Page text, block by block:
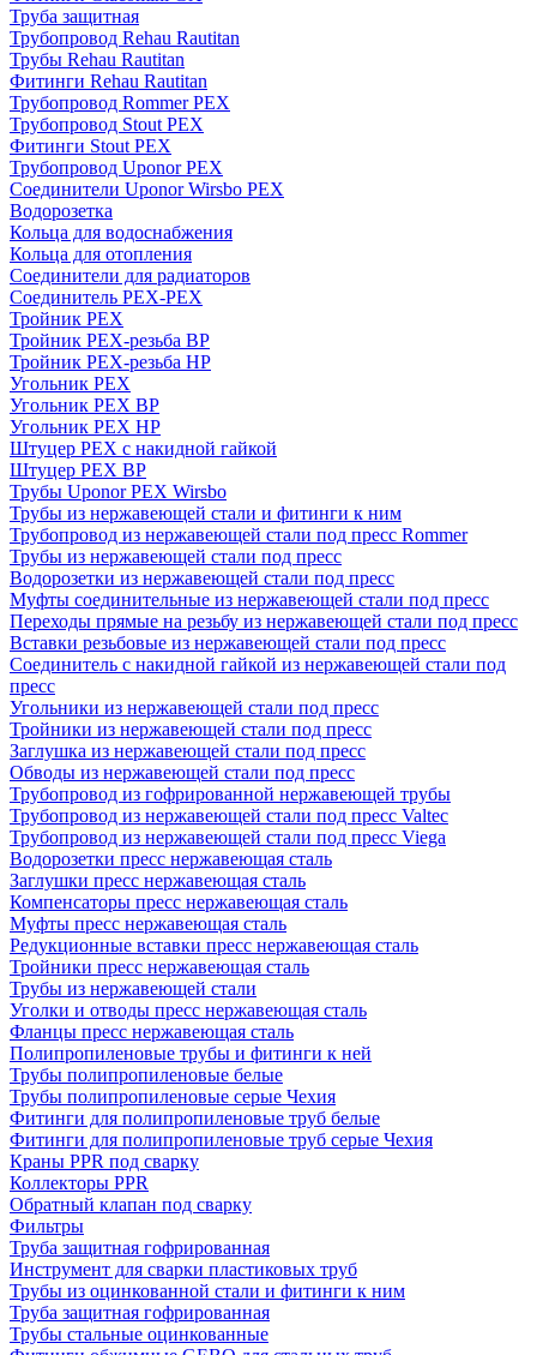
Труба защитная
Трубопровод Rehau Rautitan
Трубы Rehau Rautitan
Фитинги Rehau Rautitan
Трубопровод Rommer PEX
Трубопровод Stout PEX
Фитинги Stout PEX
Трубопровод Uponor PEX
Соединители Uponor Wirsbo PEX
Водорозетка
Кольца для водоснабжения
Кольца для отопления
Соединители для радиаторов
Соединитель PEX-PEX
Тройник PEX
Тройник PEX-резьба ВР
Тройник PEX-резьба НР
Угольник PEX
Угольник PEX ВР
Угольник PEX НР
Штуцер PEX c накидной гайкой
Штуцер PEX ВР
Трубы Uponor PEX Wirsbo
Трубы из нержавеющей стали и фитинги к ним
Трубопровод из нержавеющей стали под пресс Rommer
Трубы из нержавеющей стали под пресс
Водорозетки из нержавеющей стали под пресс
Муфты соединительные из нержавеющей стали под пресс
Переходы прямые на резьбу из нержавеющей стали под пресс
Вставки резьбовые из нержавеющей стали под пресс
Соединитель с накидной гайкой из нержавеющей стали под
пресс
Угольники из нержавеющей стали под пресс
Тройники из нержавеющей стали под пресс
Заглушка из нержавеющей стали под пресс
Обводы из нержавеющей стали под пресс
Трубопровод из гофрированной нержавеющей трубы
Трубопровод из нержавеющей стали под пресс Valtec
Трубопровод из нержавеющей стали под пресс Viega
Водорозетки пресс нержавеющая сталь
Заглушки пресс нержавеющая сталь
Компенсаторы пресс нержавеющая сталь
Муфты пресс нержавеющая сталь
Редукционные вставки пресс нержавеющая сталь
Тройники пресс нержавеющая сталь
Трубы из нержавеющей стали
Уголки и отводы пресс нержавеющая сталь
Фланцы пресс нержавеющая сталь
Полипропиленовые трубы и фитинги к ней
Трубы полипропиленовые белые
Трубы полипропиленовые серые Чехия
Фитинги для полипропиленовые труб белые
Фитинги для полипропиленовые труб серые Чехия
Краны PPR под сварку
Коллекторы PPR
Обратный клапан под сварку
Фильтры
Труба защитная гофрированная
Инструмент для сварки пластиковых труб
Трубы из оцинкованной стали и фитинги к ним
Труба защитная гофрированная
Трубы стальные оцинкованные